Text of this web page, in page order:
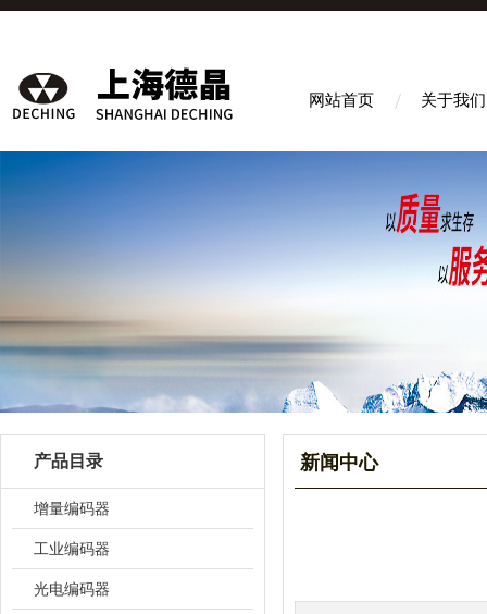
网站首页 关于我们
产品目录
增量编码器
工业编码器
光电编码器
新闻中心